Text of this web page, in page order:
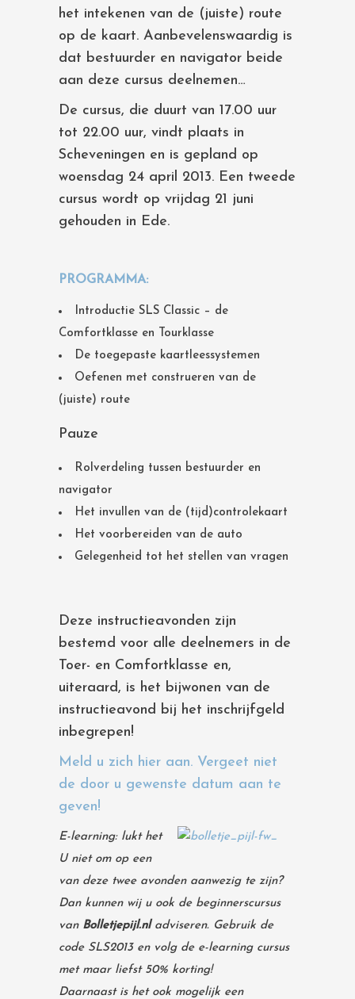
het intekenen van de (juiste) route
op de kaart. Aanbevelenswaardig is
dat bestuurder en navigator beide
aan deze cursus deelnemen…
De cursus, die duurt van 17.00 uur
tot 22.00 uur, vindt plaats in
Scheveningen en is gepland op
woensdag 24 april 2013. Een tweede
cursus wordt op vrijdag 21 juni
gehouden in Ede.
PROGRAMMA:
Introductie SLS Classic – de
Comfortklasse en Tourklasse
De toegepaste kaartleessystemen
Oefenen met construeren van de
(juiste) route
Pauze
Rolverdeling tussen bestuurder en
navigator
Het invullen van de (tijd)controlekaart
Het voorbereiden van de auto
Gelegenheid tot het stellen van vragen
Deze instructieavonden zijn
bestemd voor alle deelnemers in de
Toer- en Comfortklasse en,
uiteraard, is het bijwonen van de
instructieavond bij het inschrijfgeld
inbegrepen!
Meld u zich hier aan. Vergeet niet
de door u gewenste datum aan te
geven!
E-learning: lukt het
U niet om op een
van deze twee avonden aanwezig te zijn?
Dan kunnen wij u ook de beginnerscursus
van Bolletjepijl.nladviseren. Gebruik de
code SLS2013 en volg de e-learning cursus
met maar liefst 50% korting!
Daarnaast is het ook mogelijk een